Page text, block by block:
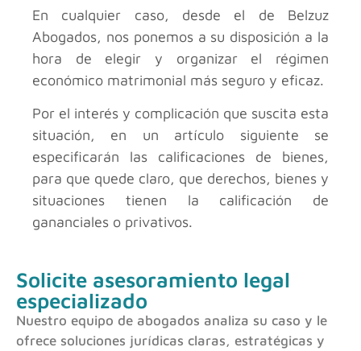
En cualquier caso, desde el de Belzuz
Abogados, nos ponemos a su disposición a la
hora de elegir y organizar el régimen
económico matrimonial más seguro y eficaz.
Por el interés y complicación que suscita esta
situación, en un artículo siguiente se
especificarán las calificaciones de bienes,
para que quede claro, que derechos, bienes y
situaciones tienen la calificación de
gananciales o privativos.
Solicite asesoramiento legal
especializado
Nuestro equipo de abogados analiza su caso y le
ofrece soluciones jurídicas claras, estratégicas y